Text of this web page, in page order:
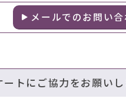
メールでのお問い合
トにご協力をお願い